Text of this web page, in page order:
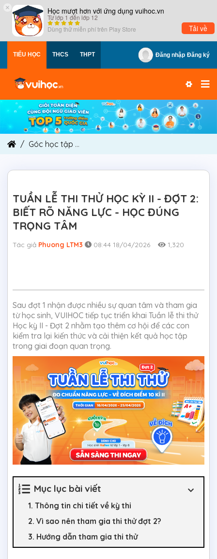
× Học mượt hơn với ứng dụng vuihoc.vn
Từ lớp 1 đến lớp 12
Dùng thử miễn phí trên Play Store Tải về
TIỂU HỌC THCS THPT Đăng nhập Đăng ký
Góc học tập
TUẦN LỄ THI THỬ HỌC KỲ II - ĐỢT 2:
BIẾT RÕ NĂNG LỰC - HỌC ĐÚNG
TRỌNG TÂM
Tác giả Phuong LTM3 08:44 18/04/2026 1,320
Sau đợt 1 nhận được nhiều sự quan tâm và tham gia
từ học sinh, VUIHOC tiếp tục triển khai Tuần lễ thi thử
Học kỳ II - Đợt 2 nhằm tạo thêm cơ hội để các con
kiểm tra lại kiến thức và cải thiện kết quả học tập
trong giai đoạn quan trọng.
Mục lục bài viết
1. Thông tin chi tiết về kỳ thi
2. Vì sao nên tham gia thi thử đợt 2?
3. Hướng dẫn tham gia thi thử